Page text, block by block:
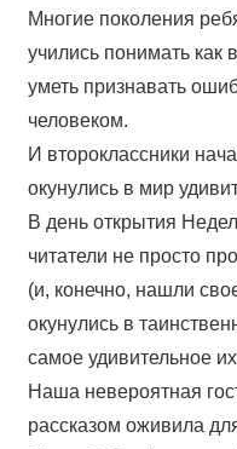
Многие поколения
учились понимать
уметь признавать
человеком.
И второклассники
окунулись в мир
В день открытия
читатели не просто
(и, конечно, нашли
окунулись в
самое удивительное
Наша невероятная
рассказом оживила